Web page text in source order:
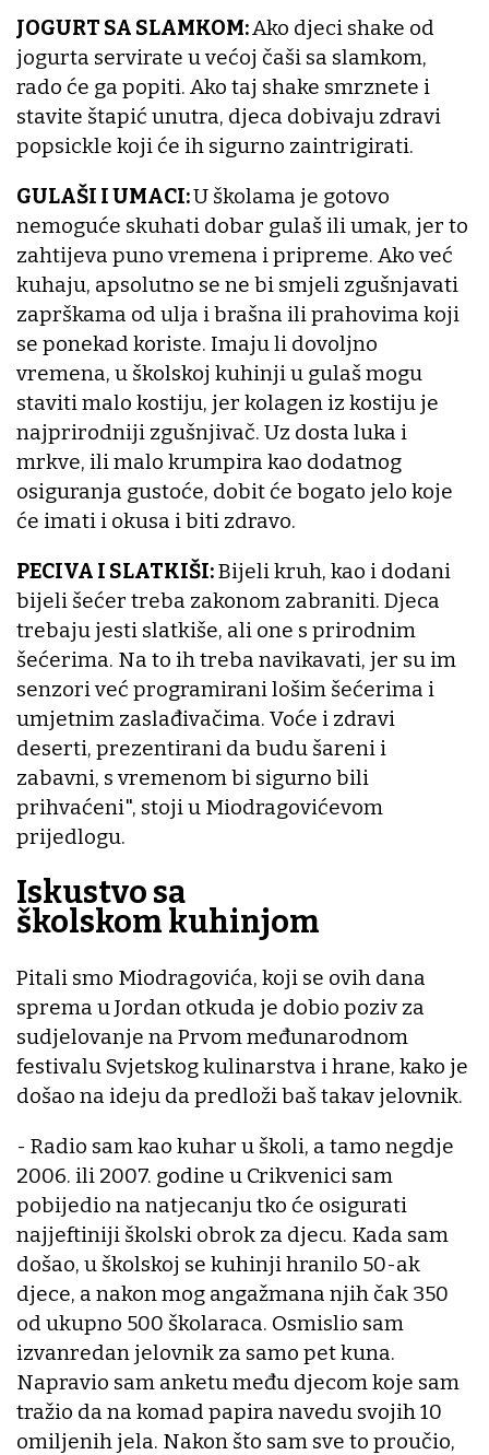
JOGURT SA SLAMKOM:Ako djeci shake od
jogurta servirate u većoj čaši sa slamkom,
rado će ga popiti. Ako taj shake smrznete i
stavite štapić unutra, djeca dobivaju zdravi
popsickle koji će ih sigurno zaintrigirati.
GULAŠI I UMACI:U školama je gotovo
nemoguće skuhati dobar gulaš ili umak, jer to
zahtijeva puno vremena i pripreme. Ako već
kuhaju, apsolutno se ne bi smjeli zgušnjavati
zaprškama od ulja i brašna ili prahovima koji
se ponekad koriste. Imaju li dovoljno
vremena, u školskoj kuhinji u gulaš mogu
staviti malo kostiju, jer kolagen iz kostiju je
najprirodniji zgušnjivač. Uz dosta luka i
mrkve, ili malo krumpira kao dodatnog
osiguranja gustoće, dobit će bogato jelo koje
će imati i okusa i biti zdravo.
PECIVA I SLATKIŠI:Bijeli kruh, kao i dodani
bijeli šećer treba zakonom zabraniti. Djeca
trebaju jesti slatkiše, ali one s prirodnim
šećerima. Na to ih treba navikavati, jer su im
senzori već programirani lošim šećerima i
umjetnim zaslađivačima. Voće i zdravi
deserti, prezentirani da budu šareni i
zabavni, s vremenom bi sigurno bili
prihvaćeni", stoji u Miodragovićevom
prijedlogu.
Iskustvo sa
školskom kuhinjom
Pitali smo Miodragovića, koji se ovih dana
sprema u Jordan otkuda je dobio poziv za
sudjelovanje na Prvom međunarodnom
festivalu Svjetskog kulinarstva i hrane, kako je
došao na ideju da predloži baš takav jelovnik.
- Radio sam kao kuhar u školi, a tamo negdje
2006. ili 2007. godine u Crikvenici sam
pobijedio na natjecanju tko će osigurati
najjeftiniji školski obrok za djecu. Kada sam
došao, u školskoj se kuhinji hranilo 50-ak
djece, a nakon mog angažmana njih čak 350
od ukupno 500 školaraca. Osmislio sam
izvanredan jelovnik za samo pet kuna.
Napravio sam anketu među djecom koje sam
tražio da na komad papira navedu svojih 10
omiljenih jela. Nakon što sam sve to proučio,